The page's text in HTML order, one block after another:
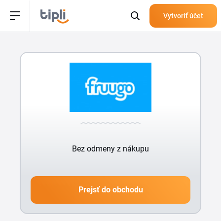
Vytvoriť účet
Bez odmeny z nákupu
Prejsť do obchodu